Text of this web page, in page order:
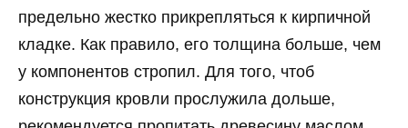
предельно жестко прикрепляться к кирпичной
кладке. Как правило, его толщина больше, чем
у компонентов стропил. Для того, чтоб
конструкция кровли прослужила дольше,